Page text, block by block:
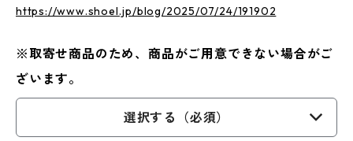
https://www.shoel.jp/blog/2025/07/24/191902
※取寄せ商品のため、商品がご用意できない場合がご
ざいます。
選択する（必須）